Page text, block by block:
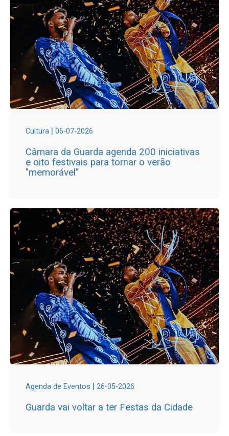
Cultura | 06-07-2026
Câmara da Guarda agenda 200 iniciativas
e oito festivais para tornar o verão
"memorável"
Agenda de Eventos | 26-05-2026
Guarda vai voltar a ter Festas da Cidade